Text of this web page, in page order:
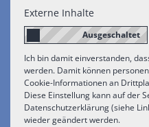
Externe Inhalte
Ich bin damit einverstanden,
werden. Damit können
Cookie-Informationen an
Diese Einstellung kann auf der
Datenschutzerklärung (siehe
wieder geändert werden.